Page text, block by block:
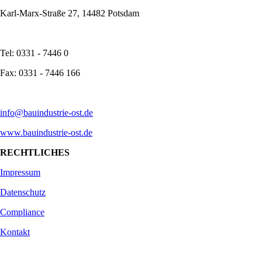
Karl-Marx-Straße 27, 14482 Potsdam
Tel: 0331 - 7446 0
Fax: 0331 - 7446 166
info@bauindustrie-ost.de
www.bauindustrie-ost.de
RECHTLICHES
Impressum
Datenschutz
Compliance
Kontakt